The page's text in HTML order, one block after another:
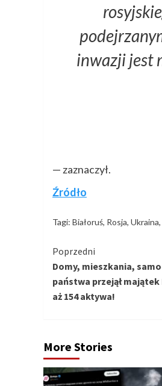
inwazji jest
— zaznaczył.
Źródło
Tagi: Białoruś, Rosja, Ukraina,
Kontynuuj
czytanie
Poprzedni
Domy, mieszkania,
państwa przejął
aż 154 aktywa!
More Stories